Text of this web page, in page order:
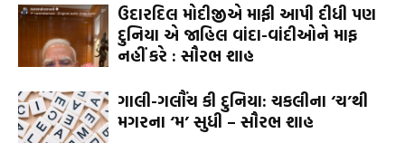
ઉદારદિલ મોદીજીએ માફી આપી દીધી પણ
દુનિયા એ જાહિલ વાંદા-વાંદીઓને માફ
નહીં કરે : સૌરભ શાહ
ગાલી-ગલૌંચ કી દુનિયા: ચકલીના ‘ચ’થી
મગરના ‘મ’ સુધી – સૌરભ શાહ